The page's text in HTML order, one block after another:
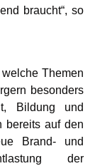
braucht“, so
Themen
besonders
Bildung und
bereits auf den
Brand- und
der